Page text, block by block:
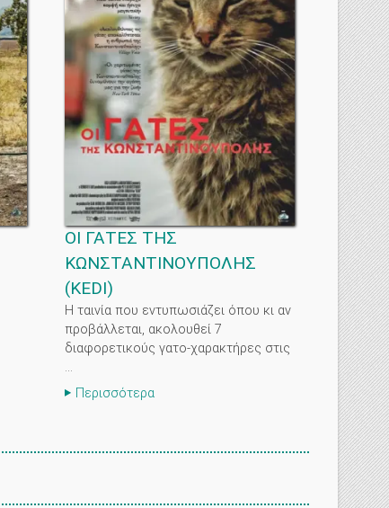
ΟΙ ΓΑΤΕΣ ΤΗΣ
ΚΩΝΣΤΑΝΤΙΝΟΥΠΟΛΗΣ
(KEDI)
Η ταινία που εντυπωσιάζει όπου κι αν
προβάλλεται, ακολουθεί 7
διαφορετικούς γατο-χαρακτήρες στις
...
Περισσότερα